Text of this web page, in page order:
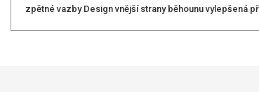
zpětné vazby Design vnější strany běhounu vylepšená